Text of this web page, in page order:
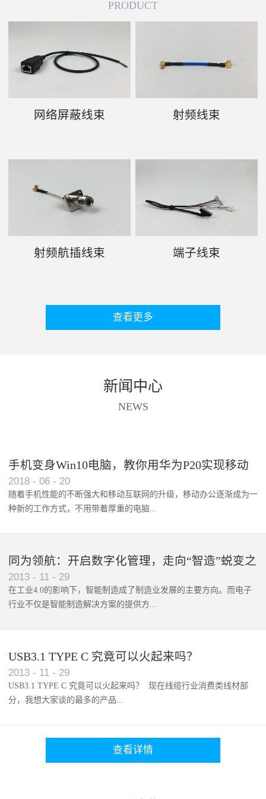
PRODUCT
网络屏蔽线束 射频线束
射频航插线束 端子线束
查看更多
新闻中心
NEWS
手机变身Win10电脑，教你用华为P20实现移动
办公功能
2018 - 06 - 20
随着手机性能的不断强大和移动互联网的升级，移动办公逐渐成为一
种新的工作方式，不用带着厚重的电脑...
同为领航：开启数字化管理，走向“智造”蜕变之
路
2013 - 11 - 29
在工业4.0的影响下，智能制造成了制造业发展的主要方向。而电子
行业不仅是智能制造解决方案的提供方...
USB3.1 TYPE C 究竟可以火起来吗？
2013 - 11 - 29
USB3.1 TYPE C 究竟可以火起来吗？ 现在线缆行业消费类线材部
分，我想大家谈的最多的产品...
查看详情